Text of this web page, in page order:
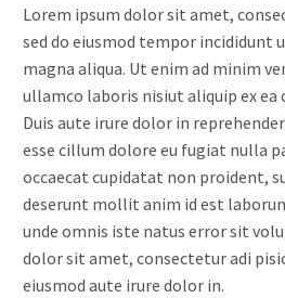
Lorem ipsum dolor sit amet,
sed do eiusmod tempor incididunt
magna aliqua. Ut enim ad minim
ullamco laboris nisiut aliquip ex ea
Duis aute irure dolor in
esse cillum dolore eu fugiat nulla
occaecat cupidatat non proident,
deserunt mollit anim id est
unde omnis iste natus error sit
dolor sit amet, consectetur adi
eiusmod aute irure dolor in.